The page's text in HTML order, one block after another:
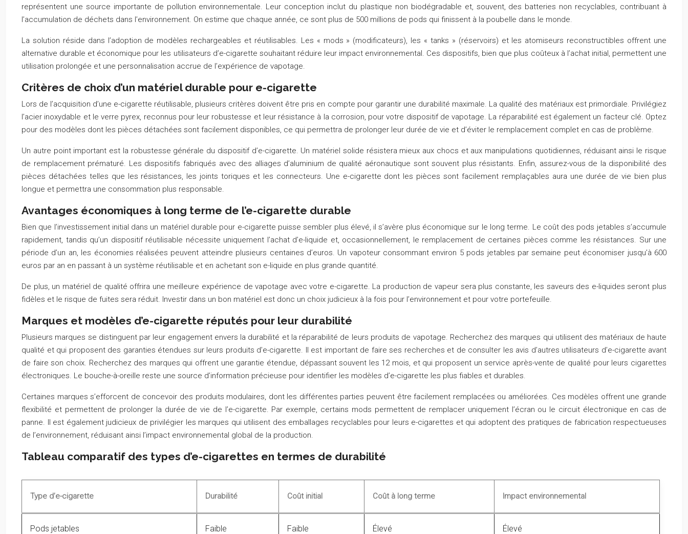
représentent une source importante de pollution environnementale. Leur conception inclut du plastique non biodégradable et, souvent, des batteries non recyclables, contribuant à
l’accumulation de déchets dans l’environnement. On estime que chaque année, ce sont plus de 500 millions de pods qui finissent à la poubelle dans le monde.
La solution réside dans l’adoption de modèles rechargeables et réutilisables. Les « mods » (modificateurs), les « tanks » (réservoirs) et les atomiseurs reconstructibles offrent une
alternative durable et économique pour les utilisateurs d’e-cigarette souhaitant réduire leur impact environnemental. Ces dispositifs, bien que plus coûteux à l’achat initial, permettent une
utilisation prolongée et une personnalisation accrue de l’expérience de vapotage.
Critères de choix d’un matériel durable pour e-cigarette
Lors de l’acquisition d’une e-cigarette réutilisable, plusieurs critères doivent être pris en compte pour garantir une durabilité maximale. La qualité des matériaux est primordiale. Privilégiez
l’acier inoxydable et le verre pyrex, reconnus pour leur robustesse et leur résistance à la corrosion, pour votre dispositif de vapotage. La réparabilité est également un facteur clé. Optez
pour des modèles dont les pièces détachées sont facilement disponibles, ce qui permettra de prolonger leur durée de vie et d’éviter le remplacement complet en cas de problème.
Un autre point important est la robustesse générale du dispositif d’e-cigarette. Un matériel solide résistera mieux aux chocs et aux manipulations quotidiennes, réduisant ainsi le risque
de remplacement prématuré. Les dispositifs fabriqués avec des alliages d’aluminium de qualité aéronautique sont souvent plus résistants. Enfin, assurez-vous de la disponibilité des
pièces détachées telles que les résistances, les joints toriques et les connecteurs. Une e-cigarette dont les pièces sont facilement remplaçables aura une durée de vie bien plus
longue et permettra une consommation plus responsable.
Avantages économiques à long terme de l’e-cigarette durable
Bien que l’investissement initial dans un matériel durable pour e-cigarette puisse sembler plus élevé, il s’avère plus économique sur le long terme. Le coût des pods jetables s’accumule
rapidement, tandis qu’un dispositif réutilisable nécessite uniquement l’achat d’e-liquide et, occasionnellement, le remplacement de certaines pièces comme les résistances. Sur une
période d’un an, les économies réalisées peuvent atteindre plusieurs centaines d’euros. Un vapoteur consommant environ 5 pods jetables par semaine peut économiser jusqu’à 600
euros par an en passant à un système réutilisable et en achetant son e-liquide en plus grande quantité.
De plus, un matériel de qualité offrira une meilleure expérience de vapotage avec votre e-cigarette. La production de vapeur sera plus constante, les saveurs des e-liquides seront plus
fidèles et le risque de fuites sera réduit. Investir dans un bon matériel est donc un choix judicieux à la fois pour l’environnement et pour votre portefeuille.
Marques et modèles d’e-cigarette réputés pour leur durabilité
Plusieurs marques se distinguent par leur engagement envers la durabilité et la réparabilité de leurs produits de vapotage. Recherchez des marques qui utilisent des matériaux de haute
qualité et qui proposent des garanties étendues sur leurs produits d’e-cigarette. Il est important de faire ses recherches et de consulter les avis d’autres utilisateurs d’e-cigarette avant
de faire son choix. Recherchez des marques qui offrent une garantie étendue, dépassant souvent les 12 mois, et qui proposent un service après-vente de qualité pour leurs cigarettes
électroniques. Le bouche-à-oreille reste une source d’information précieuse pour identifier les modèles d’e-cigarette les plus fiables et durables.
Certaines marques s’efforcent de concevoir des produits modulaires, dont les différentes parties peuvent être facilement remplacées ou améliorées. Ces modèles offrent une grande
flexibilité et permettent de prolonger la durée de vie de l’e-cigarette. Par exemple, certains mods permettent de remplacer uniquement l’écran ou le circuit électronique en cas de
panne. Il est également judicieux de privilégier les marques qui utilisent des emballages recyclables pour leurs e-cigarettes et qui adoptent des pratiques de fabrication respectueuses
de l’environnement, réduisant ainsi l’impact environnemental global de la production.
Tableau comparatif des types d’e-cigarettes en termes de durabilité
Type d’e-cigarette Durabilité Coût initial Coût à long terme Impact environnemental
Pods jetables Faible Faible Élevé Élevé